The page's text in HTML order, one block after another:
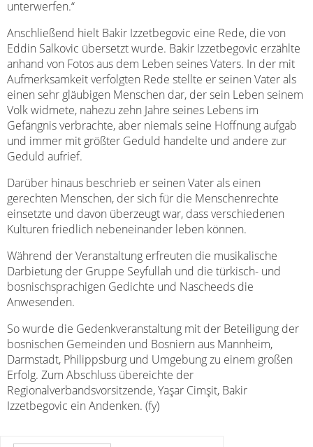
unterwerfen.“
Anschließend hielt Bakir Izzetbegovic eine Rede, die von
Eddin Salkovic übersetzt wurde. Bakir Izzetbegovic erzählte
anhand von Fotos aus dem Leben seines Vaters. In der mit
Aufmerksamkeit verfolgten Rede stellte er seinen Vater als
einen sehr gläubigen Menschen dar, der sein Leben seinem
Volk widmete, nahezu zehn Jahre seines Lebens im
Gefängnis verbrachte, aber niemals seine Hoffnung aufgab
und immer mit größter Geduld handelte und andere zur
Geduld aufrief.
Darüber hinaus beschrieb er seinen Vater als einen
gerechten Menschen, der sich für die Menschenrechte
einsetzte und davon überzeugt war, dass verschiedenen
Kulturen friedlich nebeneinander leben können.
Während der Veranstaltung erfreuten die musikalische
Darbietung der Gruppe Seyfullah und die türkisch- und
bosnischsprachigen Gedichte und Nascheeds die
Anwesenden.
So wurde die Gedenkveranstaltung mit der Beteiligung der
bosnischen Gemeinden und Bosniern aus Mannheim,
Darmstadt, Philippsburg und Umgebung zu einem großen
Erfolg. Zum Abschluss übereichte der
Regionalverbandsvorsitzende, Yaşar Cimşit, Bakir
Izzetbegovic ein Andenken. (fy)